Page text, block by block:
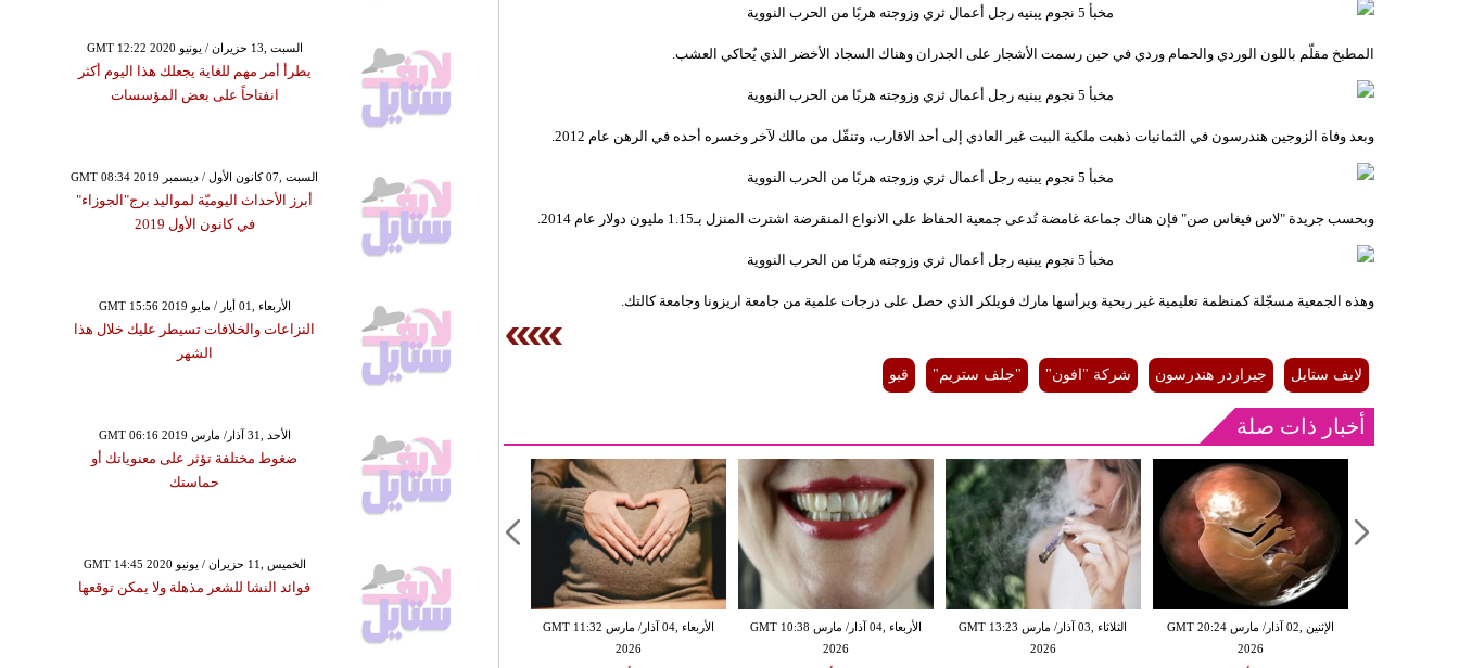
المطبخ مقلّم باللون الوردي والحمام وردي في حين رسمت الأشجار على الجدران وهناك السجاد الأخضر الذي يُحاكي العشب.
وبعد وفاة الزوجين هندرسون في الثمانيات ذهبت ملكية البيت غير العادي إلى أحد الاقارب، وتنقّل من مالك لآخر وخسره أحده في الرهن عام 2012.
وبحسب جريدة "لاس فيغاس صن" فإن هناك جماعة غامضة تُدعى جمعية الحفاظ على الانواع المنقرضة اشترت المنزل بـ1.15 مليون دولار عام 2014.
وهذه الجمعية مسجّلة كمنظمة تعليمية غير ربحية ويرأسها مارك فويلكر الذي حصل على درجات علمية من جامعة اريزونا وجامعة كالتك.
لايف ستايل جيراردر هندرسون شركة "افون" "جلف ستريم" قبو
أخبار ذات صلة
الأربعاء ,04 آذار/ مارس GMT 11:32
2026
الأربعاء ,04 آذار/ مارس GMT 10:38
2026
الثلاثاء ,03 آذار/ مارس GMT 13:23
2026
الإثنين ,02 آذار/ مارس GMT 20:24
2026
GMT 12:22 2020 السبت ,13 حزيران / يونيو
يطرأ أمر مهم للغاية يجعلك هذا اليوم أكثر
انفتاحاً على بعض المؤسسات
GMT 08:34 2019 السبت ,07 كانون الأول / ديسمبر
أبرز الأحداث اليوميّة لمواليد برج"الجوزاء"
في كانون الأول 2019
GMT 15:56 2019 الأربعاء ,01 أيار / مايو
النزاعات والخلافات تسيطر عليك خلال هذا
الشهر
GMT 06:16 2019 الأحد ,31 آذار/ مارس
ضغوط مختلفة تؤثر على معنوياتك أو
حماستك
GMT 14:45 2020 الخميس ,11 حزيران / يونيو
فوائد النشا للشعر مذهلة ولا يمكن توقعها